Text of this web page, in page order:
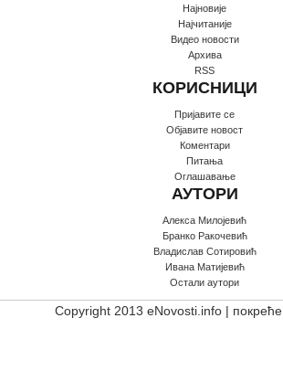
Најновије
Најчитаније
Видео новости
Архива
RSS
КОРИСНИЦИ
Пријавите се
Oбјавите новост
Коментари
Питања
Оглашавање
АУТОРИ
Алекса Милојевић
Бранко Ракочевић
Владислав Сотировић
Ивана Матијевић
Остали аутори
Copyright 2013 eNovosti.info | покреће